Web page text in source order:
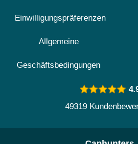
Einwilligungspräferenzen
Allgemeine
Geschäftsbedingungen
49319